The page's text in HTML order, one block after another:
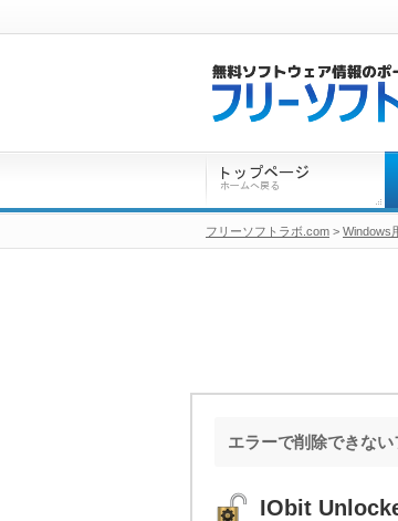
エラーで削除できな
IObit
フリーソフトラボ.com > Windows